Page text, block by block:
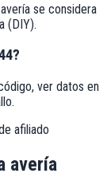
se considera
(DIY).
ver datos en
afiliado
avería